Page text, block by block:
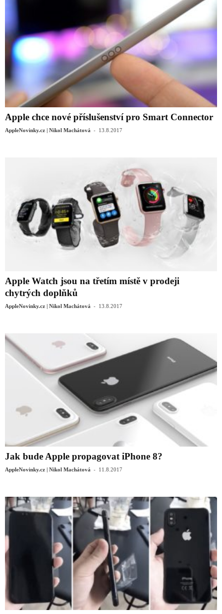
Apple chce nové příslušenství pro Smart Connector
AppleNovinky.cz | Nikol Machátová - 13.8.2017
Apple Watch jsou na třetím místě v prodeji
chytrých doplňků
AppleNovinky.cz | Nikol Machátová - 13.8.2017
Jak bude Apple propagovat iPhone 8?
AppleNovinky.cz | Nikol Machátová - 11.8.2017